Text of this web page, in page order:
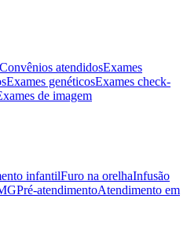
Convênios atendidosExames
Exames genéticosExames check-
de imagem
infantilFuro na orelhaInfusão
Pré-atendimentoAtendimento em